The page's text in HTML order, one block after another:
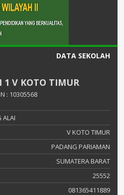
DATA SEKOLAH
1 V KOTO TIMUR
: 10305568
ALAI
V KOTO TIMUR
PADANG PARIAMAN
SUMATERA BARAT
25552
081365411889